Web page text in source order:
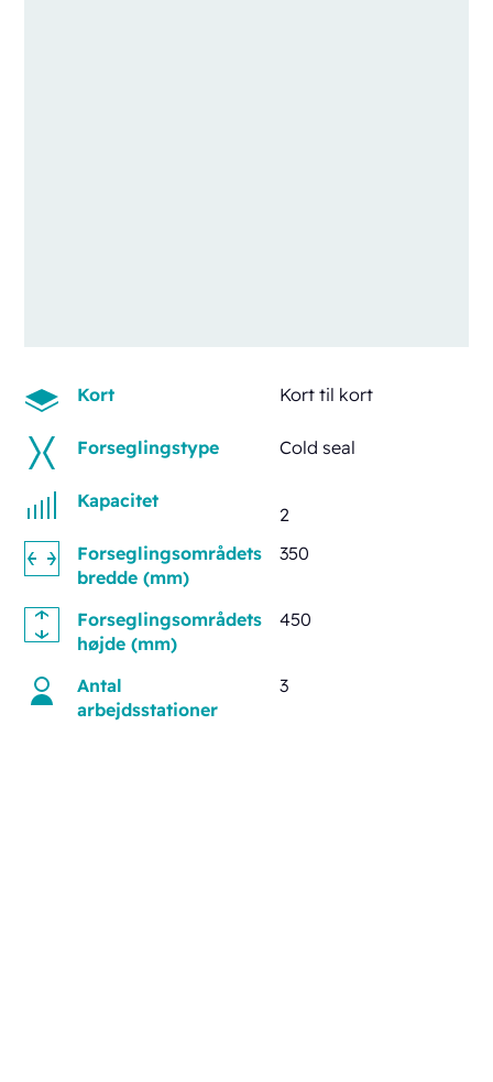
Kort Kort til kort
Forseglingstype Cold seal
Kapacitet
2
Forseglingsområdets
bredde (mm)
350
Forseglingsområdets
højde (mm)
450
Antal
arbejdsstationer
3